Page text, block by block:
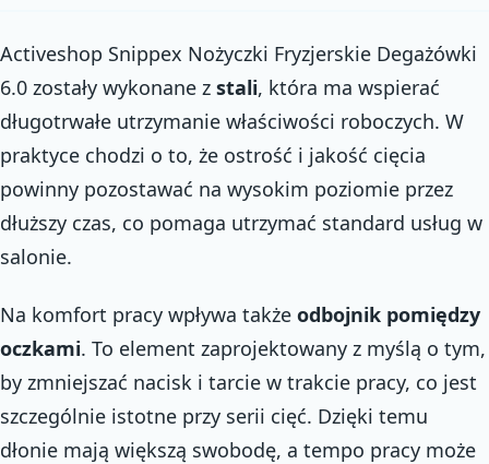
Activeshop Snippex Nożyczki Fryzjerskie Degażówki
6.0 zostały wykonane z stali, która ma wspierać
długotrwałe utrzymanie właściwości roboczych. W
praktyce chodzi o to, że ostrość i jakość cięcia
powinny pozostawać na wysokim poziomie przez
dłuższy czas, co pomaga utrzymać standard usług w
salonie.
Na komfort pracy wpływa także odbojnik pomiędzy
oczkami. To element zaprojektowany z myślą o tym,
by zmniejszać nacisk i tarcie w trakcie pracy, co jest
szczególnie istotne przy serii cięć. Dzięki temu
dłonie mają większą swobodę, a tempo pracy może